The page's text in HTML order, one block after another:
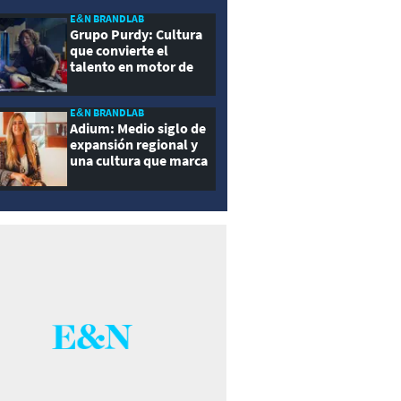
E&N BRANDLAB
Grupo Purdy: Cultura
que convierte el
talento en motor de
E&N BRANDLAB
Adium: Medio siglo de
expansión regional y
una cultura que marca